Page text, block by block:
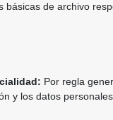
básicas de archivo
Por regla
y los datos